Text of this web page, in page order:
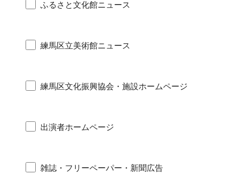
ふるさと文化館ニュース
練馬区立美術館ニュース
練馬区文化振興協会・施設ホームページ
出演者ホームページ
雑誌・フリーペーパー・新聞広告